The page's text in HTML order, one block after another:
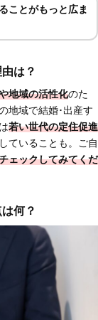
ことがもっと広ま
は？
地域の活性化のた
地域で結婚･出産す
若い世代の定住促進
ていることも。ご自
ェックしてみてくだ
何？